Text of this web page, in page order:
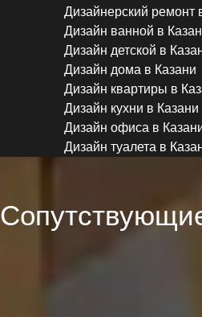
Дизайнерский ремонт
Дизайн ванной в
Дизайн детской в
Дизайн дома в Казани
Дизайн квартиры в
Дизайн кухни в Казани
Дизайн офиса в
Дизайн туалета в